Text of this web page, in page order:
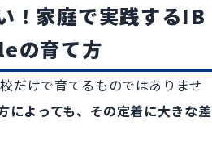
！家庭で実践するIB
育て方
けで育てるものではありませ
によっても、その定着に大きな差